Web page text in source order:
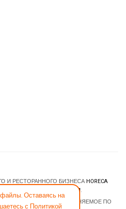
Оставаясь на
с Политикой
И РЕСТОРАННОГО БИЗНЕСА HORECA
JOOMLART.COM.
РАСПРОСТРАНЯЕМОЕ ПО